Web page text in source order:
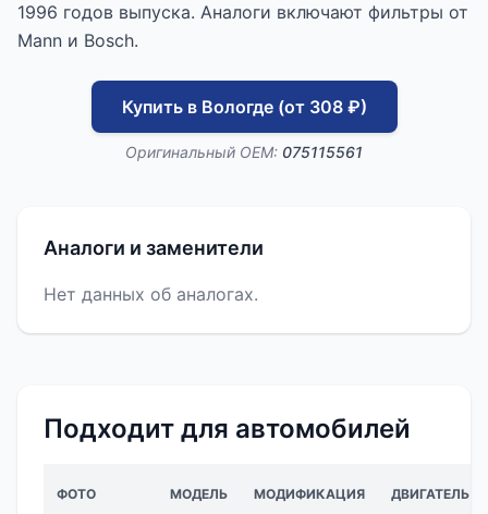
1996 годов выпуска. Аналоги включают фильтры от
Mann и Bosch.
Купить в Вологде (от 308 ₽)
Оригинальный OEM: 075115561
Аналоги и заменители
Нет данных об аналогах.
Подходит для автомобилей
ФОТО МОДЕЛЬ МОДИФИКАЦИЯ ДВИГАТЕЛЬ